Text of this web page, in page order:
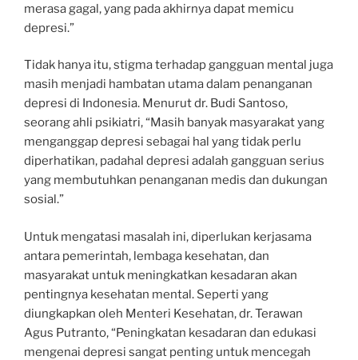
merasa gagal, yang pada akhirnya dapat memicu
depresi.”
Tidak hanya itu, stigma terhadap gangguan mental juga
masih menjadi hambatan utama dalam penanganan
depresi di Indonesia. Menurut dr. Budi Santoso,
seorang ahli psikiatri, “Masih banyak masyarakat yang
menganggap depresi sebagai hal yang tidak perlu
diperhatikan, padahal depresi adalah gangguan serius
yang membutuhkan penanganan medis dan dukungan
sosial.”
Untuk mengatasi masalah ini, diperlukan kerjasama
antara pemerintah, lembaga kesehatan, dan
masyarakat untuk meningkatkan kesadaran akan
pentingnya kesehatan mental. Seperti yang
diungkapkan oleh Menteri Kesehatan, dr. Terawan
Agus Putranto, “Peningkatan kesadaran dan edukasi
mengenai depresi sangat penting untuk mencegah